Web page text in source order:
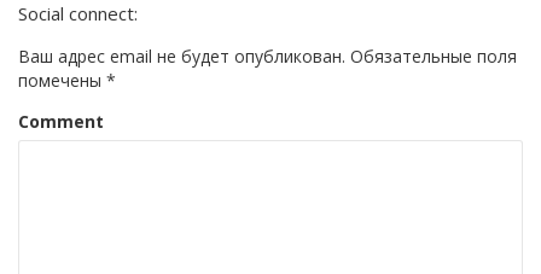
Social connect:
Ваш адрес email не будет опубликован. Обязательные поля
помечены *
Comment